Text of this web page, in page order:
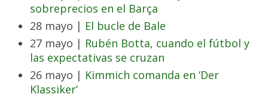
sobreprecios en el Barça
28 mayo | El bucle de Bale
27 mayo | Rubén Botta, cuando el fútbol y
las expectativas se cruzan
26 mayo | Kimmich comanda en ‘Der
Klassiker’